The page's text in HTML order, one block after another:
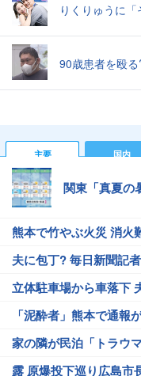
りくりゅうに「
90歳患者を殴
主要 国内
関東「真夏の
熊本で竹やぶ火災 消火
夫に包丁? 毎日新聞記
立体駐車場から車落下
「泥酔者」熊本で通報
家の隣が民泊「トラウ
露 原爆投下巡り広島市